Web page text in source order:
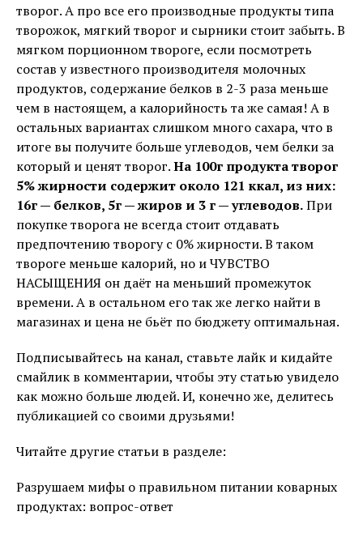
творог. А про все его производные продукты типа
творожок, мягкий творог и сырники стоит забыть. В
мягком порционном твороге, если посмотреть
состав у известного производителя молочных
продуктов, содержание белков в 2-3 раза меньше
чем в настоящем, а калорийность та же самая! А в
остальных вариантах слишком много сахара, что в
итоге вы получите больше углеводов, чем белки за
который и ценят творог.На 100г продукта творог
5% жирности содержит около 121 ккал, из них:
16г — белков, 5г — жиров и 3 г — углеводов.При
покупке творога не всегда стоит отдавать
предпочтению творогу с 0% жирности. В таком
твороге меньше калорий, но и ЧУВСТВО
НАСЫЩЕНИЯ он даёт на меньший промежуток
времени. А в остальном его так же легко найти в
магазинах и цена не бьёт по бюджету оптимальная.
Подписывайтесь на канал, ставьте лайк и кидайте
смайлик в комментарии, чтобы эту статью увидело
как можно больше людей. И, конечно же, делитесь
публикацией со своими друзьями!
Читайте другие статьи в разделе:
Разрушаем мифы о правильном питании коварных
продуктах: вопрос-ответ